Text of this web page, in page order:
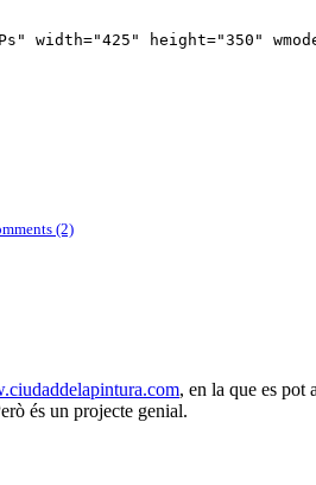
width="425" height="350"
(2)
, en la que es pot
és un projecte genial.